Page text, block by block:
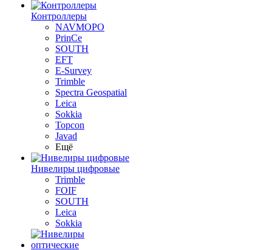
Контроллеры
NAVMOPO
PrinCe
SOUTH
EFT
E-Survey
Trimble
Spectra Geospatial
Leica
Sokkia
Topcon
Javad
Ещё
Нивелиры цифровые
Trimble
FOIF
SOUTH
Leica
Sokkia